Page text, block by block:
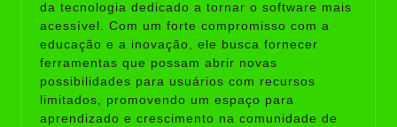
da tecnologia dedicado a tornar o software mais
acessível. Com um forte compromisso com a
educação e a inovação, ele busca fornecer
ferramentas que possam abrir novas
possibilidades para usuários com recursos
limitados, promovendo um espaço para
aprendizado e crescimento na comunidade de